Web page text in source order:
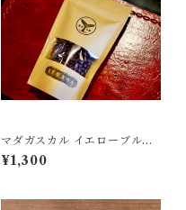
マダガスカル イエローブルボ
ン 深煎り 100g
¥1,300